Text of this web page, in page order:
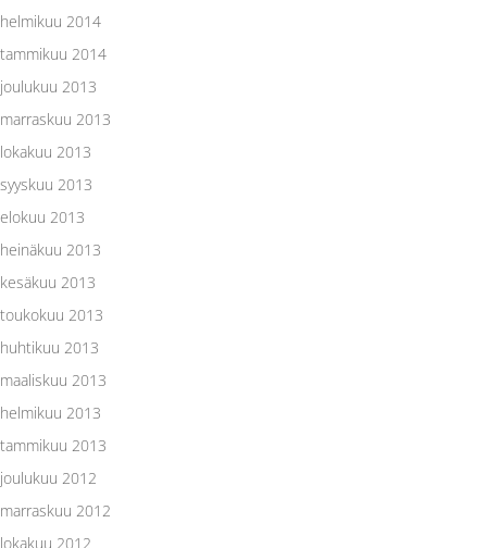
helmikuu 2014
tammikuu 2014
joulukuu 2013
marraskuu 2013
lokakuu 2013
syyskuu 2013
elokuu 2013
heinäkuu 2013
kesäkuu 2013
toukokuu 2013
huhtikuu 2013
maaliskuu 2013
helmikuu 2013
tammikuu 2013
joulukuu 2012
marraskuu 2012
lokakuu 2012